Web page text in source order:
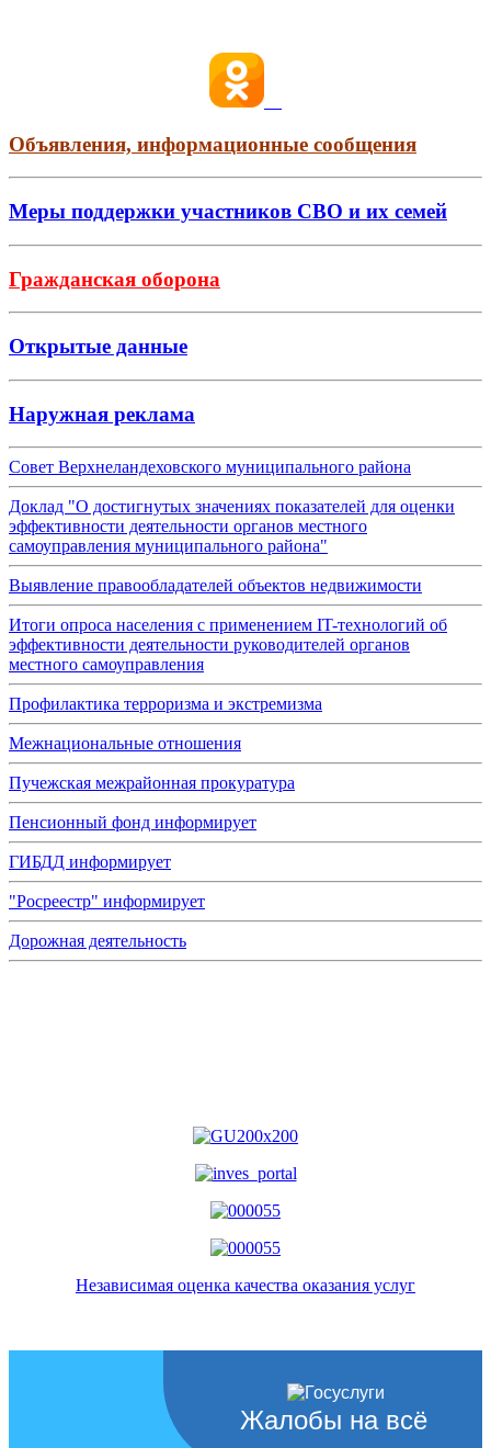
Объявления, информационные сообщения
Меры поддержки участников СВО и их семей
Гражданская оборона
Открытые данные
Наружная реклама
Совет Верхнеландеховского муниципального района
Доклад "О достигнутых значениях показателей для оценки
эффективности деятельности органов местного
самоуправления муниципального района"
Выявление правообладателей объектов недвижимости
Итоги опроса населения с применением IT-технологий об
эффективности деятельности руководителей органов
местного самоуправления
Профилактика терроризма и экстремизма
Межнациональные отношения
Пучежская межрайонная прокуратура
Пенсионный фонд информирует
ГИБДД информирует
"Росреестр" информирует
Дорожная деятельность
Независимая оценка качества оказания услуг
Жалобы на всё